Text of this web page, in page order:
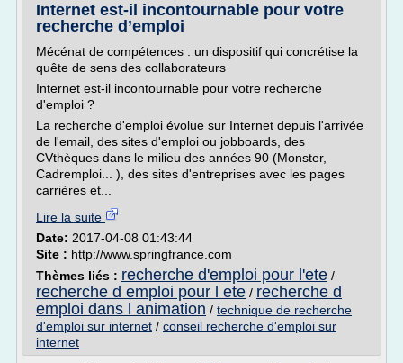
Internet est-il incontournable pour votre
recherche d’emploi
Mécénat de compétences : un dispositif qui concrétise la
quête de sens des collaborateurs
Internet est-il incontournable pour votre recherche
d'emploi ?
La recherche d'emploi évolue sur Internet depuis l'arrivée
de l'email, des sites d'emploi ou jobboards, des
CVthèques dans le milieu des années 90 (Monster,
Cadremploi... ), des sites d'entreprises avec les pages
carrières et...
Lire la suite
Date: 2017-04-08 01:43:44
Site : http://www.springfrance.com
Thèmes liés : recherche d'emploi pour l'ete /
recherche d emploi pour l ete / recherche d
emploi dans l animation / technique de recherche
d'emploi sur internet / conseil recherche d'emploi sur
internet